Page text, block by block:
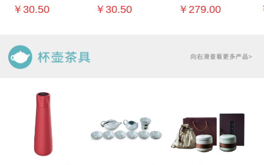
￥30.50 ￥30.50
logo
￥279.00